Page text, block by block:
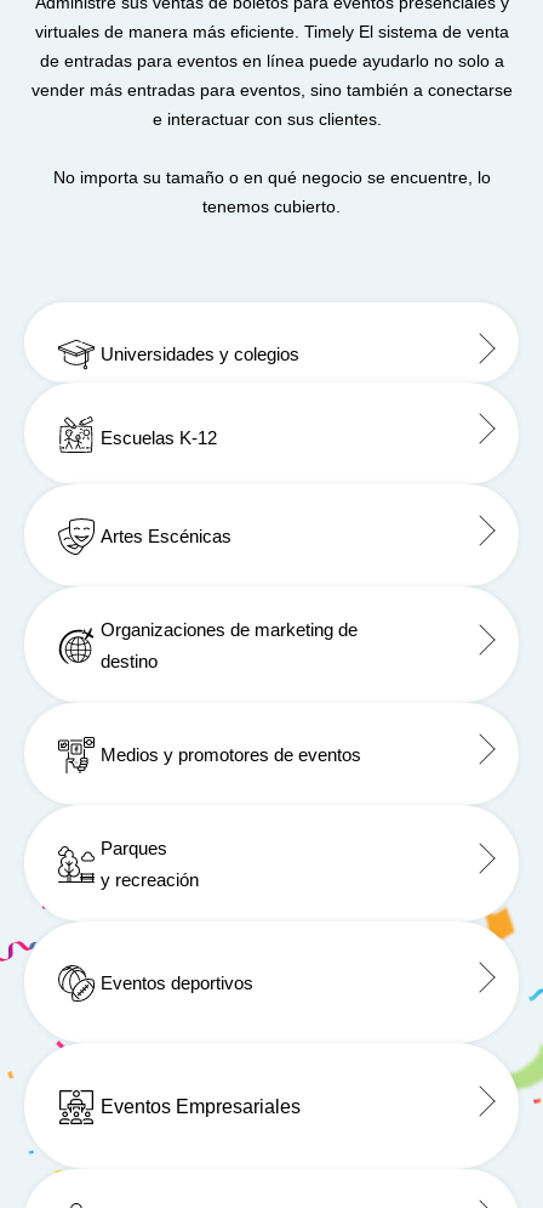
virtuales de manera más eficiente. Timely El sistema de venta
de entradas para eventos en línea puede ayudarlo no solo a
vender más entradas para eventos, sino también a conectarse
e interactuar con sus clientes.
No importa su tamaño o en qué negocio se encuentre, lo
tenemos cubierto.
Universidades y colegios
Escuelas K-12
Artes Escénicas
Organizaciones de marketing de
destino
Medios y promotores de eventos
Parques
y recreación
Eventos deportivos
Eventos Empresariales